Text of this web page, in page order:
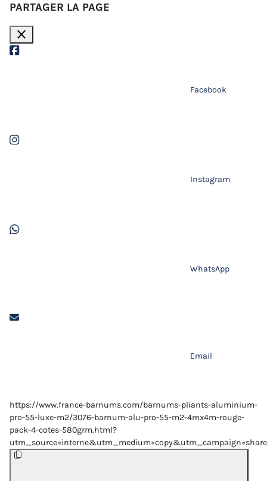
PARTAGER LA PAGE
close
Facebook
Instagram
WhatsApp
Email
https://www.france-barnums.com/barnums-pliants-aluminium-
pro-55-luxe-m2/3076-barnum-alu-pro-55-m2-4mx4m-rouge-
pack-4-cotes-580grm.html?